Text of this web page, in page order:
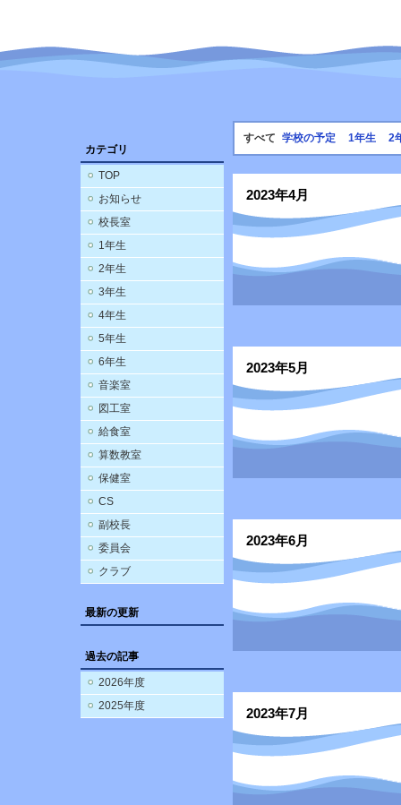
カテゴリ
TOP
お知らせ
校長室
1年生
2年生
3年生
4年生
5年生
6年生
音楽室
図工室
給食室
算数教室
保健室
CS
副校長
委員会
クラブ
最新の更新
過去の記事
2026年度
2025年度
すべて 学校の予定 1年生 2
2023年4月
2023年5月
2023年6月
2023年7月